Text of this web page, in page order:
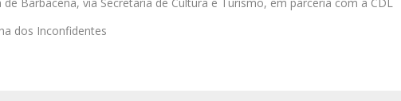
dos Inconfidentes